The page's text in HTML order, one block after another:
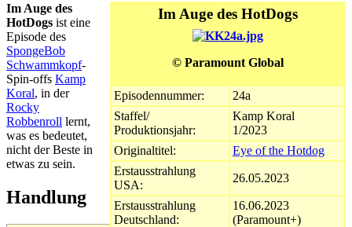
Im Auge des HotDogs
© Paramount Global
Episodennummer:
24a
Staffel/
Produktionsjahr:
Kamp Koral
1/2023
Originaltitel:
Eye of the Hotdog
Erstausstrahlung
USA:
26.05.2023
Erstausstrahlung
Deutschland:
16.06.2023
(Paramount+)
Im Auge des
HotDogs ist eine
Episode des
SpongeBob
Schwammkopf-
Spin-offs Kamp
Koral, in der
Rocky
Robbenroll lernt,
was es bedeutet,
nicht der Beste in
etwas zu sein.
Handlung